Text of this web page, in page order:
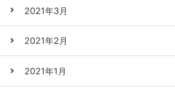
2021年3月
2021年2月
2021年1月